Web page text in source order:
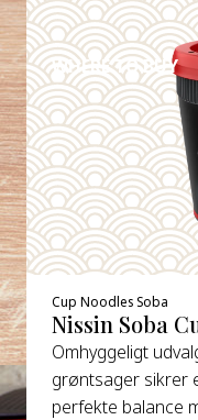
WHERE TO BUY
DETAILS
Cup Noodles Soba
Nissin Soba
Omhyggeligt
grøntsager sikrer
perfekte balance